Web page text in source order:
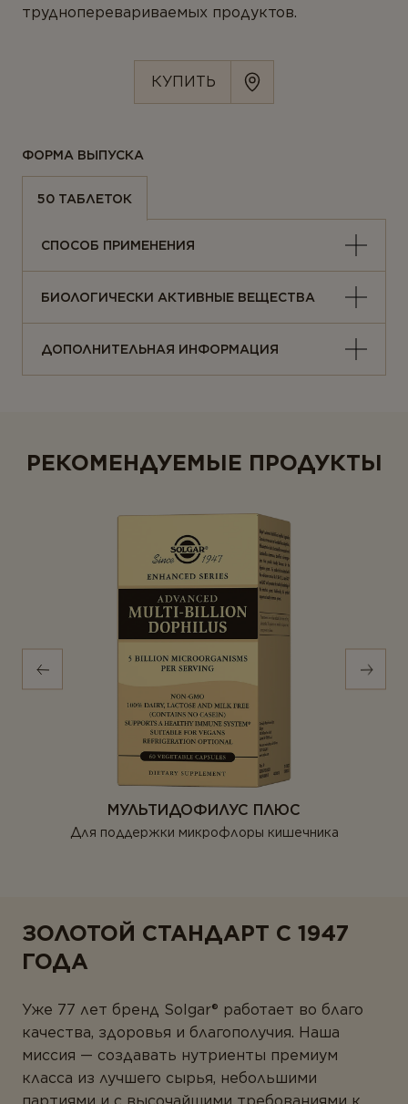
Серия для детей
трудноперевариваемых продуктов.
КУПИТЬ
ФОРМА ВЫПУСКА
50 ТАБЛЕТОК
СПОСОБ ПРИМЕНЕНИЯ
БИОЛОГИЧЕСКИ АКТИВНЫЕ ВЕЩЕСТВА
ДОПОЛНИТЕЛЬНАЯ ИНФОРМАЦИЯ
РЕКОМЕНДУЕМЫЕ ПРОДУКТЫ
МУЛЬТИДОФИЛУС ПЛЮС
Для поддержки микрофлоры кишечника
ЗОЛОТОЙ СТАНДАРТ С 1947
ГОДА
Уже 77 лет бренд Solgar® работает во благо
качества, здоровья и благополучия. Наша
миссия — создавать нутриенты премиум
класса из лучшего сырья, небольшими